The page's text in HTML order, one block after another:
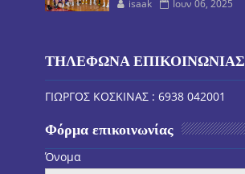
isaak Ιουν 06, 2025
ΤΗΛΕΦΩΝΑ ΕΠΙΚΟΙΝΩΝΙΑΣ
ΓΙΩΡΓΟΣ ΚΟΣΚΙΝΑΣ : 6938 042001
Φόρμα επικοινωνίας
Όνομα